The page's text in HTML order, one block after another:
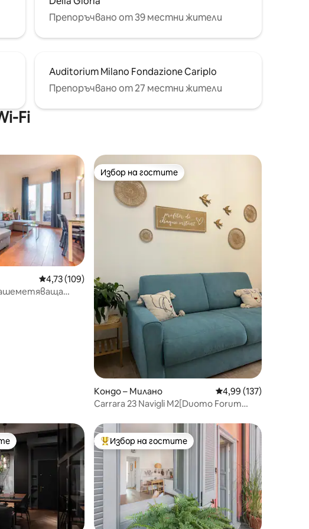
Препоръчвано от 39 местни жители
Auditorium Milano Fondazione Cariplo
Препоръчвано от 27 местни жители
Fi
Средна оценка: 4,73 от 5, 109 отзива
4,73 (109)
Избор на гостите
Избор на гостите
Кондо – Милано Средна оценка: 4,99
4,99 (137)
Carrara 23 Navigli M2[Duomo Forum
на гостите Най-популярен избор на гостите
Избор на гостите